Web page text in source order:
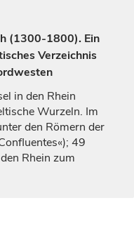
(1300-1800). Ein
Verzeichnis
in den Rhein
Wurzeln. Im
den Römern der
49
Rhein zum